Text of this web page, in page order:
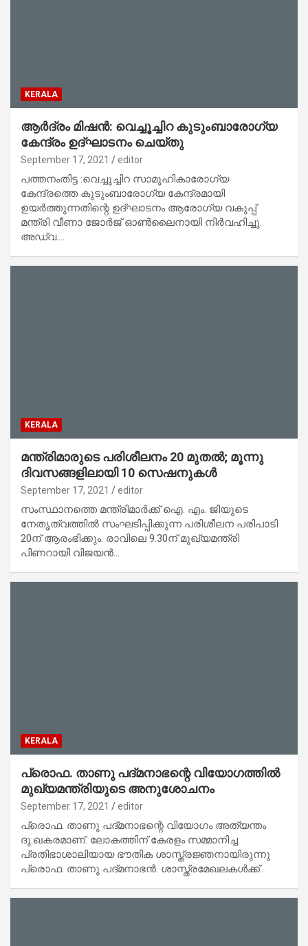
KERALA
ആര്‍ദ്രം മിഷന്‍: വെച്ചൂച്ചിറ കുടുംബാരോഗ്യ
കേന്ദ്രം ഉദ്ഘാടനം ചെയ്തു
September 17, 2021 editor
പത്തനംതിട്ട :വെച്ചൂച്ചിറ സാമൂഹികാരോഗ്യ
കേന്ദ്രത്തെ കുടുംബാരോഗ്യ കേന്ദ്രമായി
ഉയര്‍ത്തുന്നതിന്റെ ഉദ്ഘാടനം ആരോഗ്യ വകുപ്പ്
മന്ത്രി വീണാ ജോര്‍ജ് ഓണ്‍ലൈനായി നിര്‍വഹിച്ചു.
അഡ്വ.…
KERALA
മന്ത്രിമാരുടെ പരിശീലനം 20 മുതൽ; മൂന്നു
ദിവസങ്ങളിലായി 10 സെഷനുകൾ
September 17, 2021 editor
സംസ്ഥാനത്തെ മന്ത്രിമാർക്ക് ഐ. എം. ജിയുടെ
നേതൃത്വത്തിൽ സംഘടിപ്പിക്കുന്ന പരിശീലന പരിപാടി
20ന് ആരംഭിക്കും. രാവിലെ 9.30ന് മുഖ്യമന്ത്രി
പിണറായി വിജയൻ…
KERALA
പ്രൊഫ. താണു പദ്മനാഭന്റെ വിയോഗത്തിൽ
മുഖ്യമന്ത്രിയുടെ അനുശോചനം
September 17, 2021 editor
പ്രൊഫ. താണു പദ്മനാഭന്റെ വിയോഗം അത്യന്തം
ദു:ഖകരമാണ്. ലോകത്തിന് കേരളം സമ്മാനിച്ച
പ്രതിഭാശാലിയായ ഭൗതിക ശാസ്ത്രജ്ഞനായിരുന്നു
പ്രൊഫ. താണു പദ്മനാഭൻ. ശാസ്ത്രമേഖലകൾക്ക്…